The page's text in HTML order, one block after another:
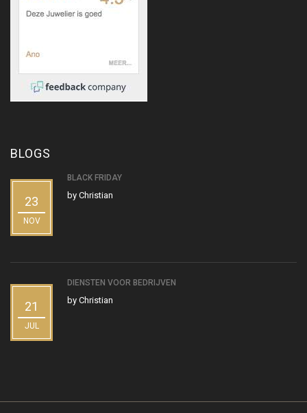
BLOGS
23
NOV
BLACK FRIDAY
by Christian
21
JUL
DIENSTEN VOOR BEDRIJVEN
by Christian